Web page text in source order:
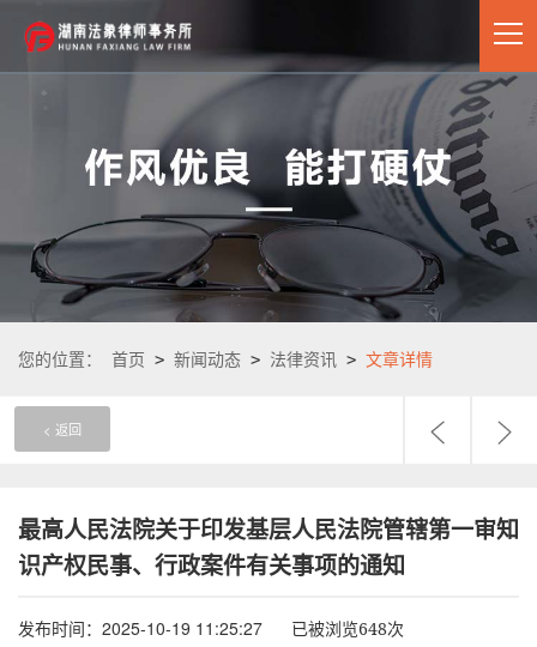
您的位置： 首页 > 新闻动态 > 法律资讯 > 文章详情
< 返回
最高人民法院关于印发基层人民法院管辖第一审知
识产权民事、行政案件有关事项的通知
发布时间：2025-10-19 11:25:27 已被浏览648次